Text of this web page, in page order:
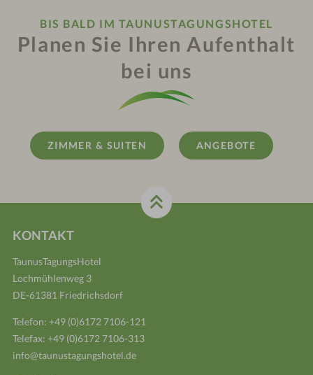
BIS BALD IM TAUNUSTAGUNGSHOTEL
Planen Sie Ihren Aufenthalt
bei uns
ZIMMER & SUITEN ANGEBOTE
KONTAKT
TaunusTagungsHotel
Lochmühlenweg 3
DE-61381 Friedrichsdorf
Telefon: +49 (0)6172 7106-121
Telefax: +49 (0)6172 7106-313
info@taunustagungshotel.de